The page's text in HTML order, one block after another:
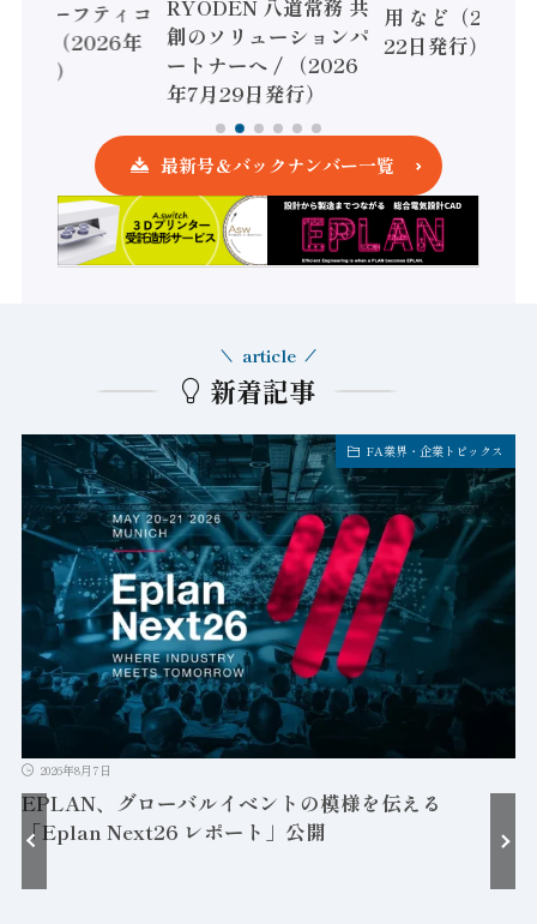
すセーフティコ
ーラ（2026年
発行）
RYODEN 八道常務 共
創のソリューションパ
ートナーへ / （2026
年7月29日発行）
用 など（2026
22日発行）
最新号＆バックナンバー一覧
新着記事
article
FA業界・企業トピックス
2026年8月7日
EPLAN、グローバルイベントの模様を伝える
「Eplan Next26 レポート」公開